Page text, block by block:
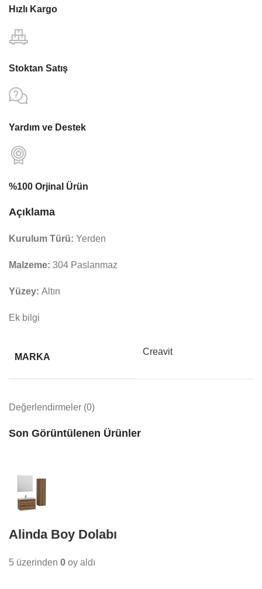
Hızlı Kargo
Stoktan Satış
Yardım ve Destek
%100 Orjinal Ürün
Açıklama
Kurulum Türü: Yerden
Malzeme: 304 Paslanmaz
Yüzey: Altın
Ek bilgi
MARKA
Creavit
Değerlendirmeler (0)
Son Görüntülenen Ürünler
Alinda Boy Dolabı
5 üzerinden 0 oy aldı